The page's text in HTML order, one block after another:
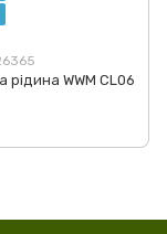
WWM CL06